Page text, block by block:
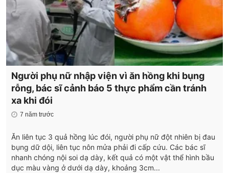
Người phụ nữ nhập viện vì ăn hồng khi bụng
rỗng, bác sĩ cảnh báo 5 thực phẩm cần tránh
xa khi đói
7 năm trước
Ăn liên tục 3 quả hồng lúc đói, người phụ nữ đột nhiên bị đau
bụng dữ dội, liên tục nôn mửa phải đi cấp cứu. Các bác sĩ
nhanh chóng nội soi dạ dày, kết quả có một vật thể hình bầu
dục màu vàng ở dưới dạ dày, khoảng 3cm...